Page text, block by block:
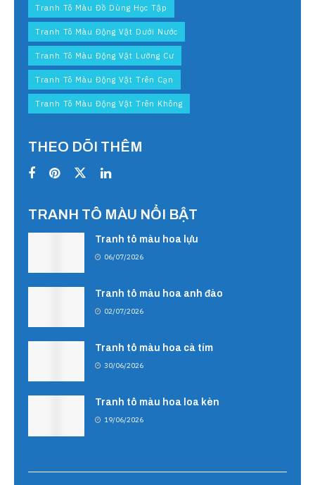
Tranh Tô Màu Đồ Dùng Học Tập
Tranh Tô Màu Động Vật Dưới Nước
Tranh Tô Màu Động Vật Lưỡng Cư
Tranh Tô Màu Động Vật Trên Cạn
Tranh Tô Màu Động Vật Trên Không
THEO DÕI THÊM
TRANH TÔ MÀU NỔI BẬT
Tranh tô màu hoa lựu
06/07/2026
Tranh tô màu hoa anh đào
02/07/2026
Tranh tô màu hoa cà tím
30/06/2026
Tranh tô màu hoa loa kèn
19/06/2026